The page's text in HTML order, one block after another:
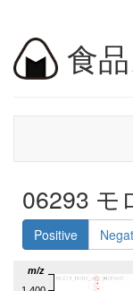
食
06293 モ
Positive
m/z